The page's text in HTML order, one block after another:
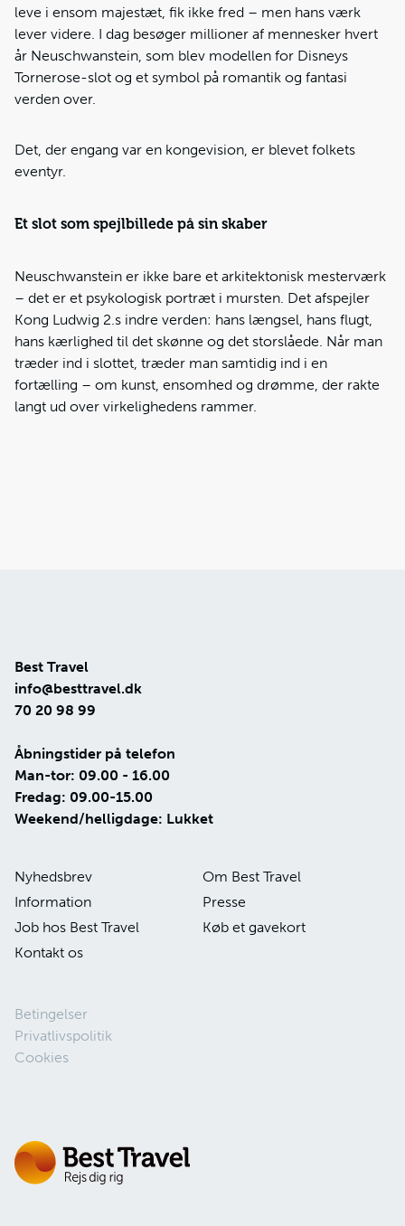
leve i ensom majestæt, fik ikke fred – men hans værk
lever videre. I dag besøger millioner af mennesker hvert
år Neuschwanstein, som blev modellen for Disneys
Tornerose-slot og et symbol på romantik og fantasi
verden over.
Det, der engang var en kongevision, er blevet folkets
eventyr.
Et slot som spejlbillede på sin skaber
Neuschwanstein er ikke bare et arkitektonisk mesterværk
– det er et psykologisk portræt i mursten. Det afspejler
Kong Ludwig 2.s indre verden: hans længsel, hans flugt,
hans kærlighed til det skønne og det storslåede. Når man
træder ind i slottet, træder man samtidig ind i en
fortælling – om kunst, ensomhed og drømme, der rakte
langt ud over virkelighedens rammer.
Best Travel
info@besttravel.dk
70 20 98 99
Åbningstider på telefon
Man-tor: 09.00 - 16.00
Fredag: 09.00-15.00
Weekend/helligdage: Lukket
Nyhedsbrev
Om Best Travel
Information
Presse
Job hos Best Travel
Køb et gavekort
Kontakt os
Betingelser
Privatlivspolitik
Cookies